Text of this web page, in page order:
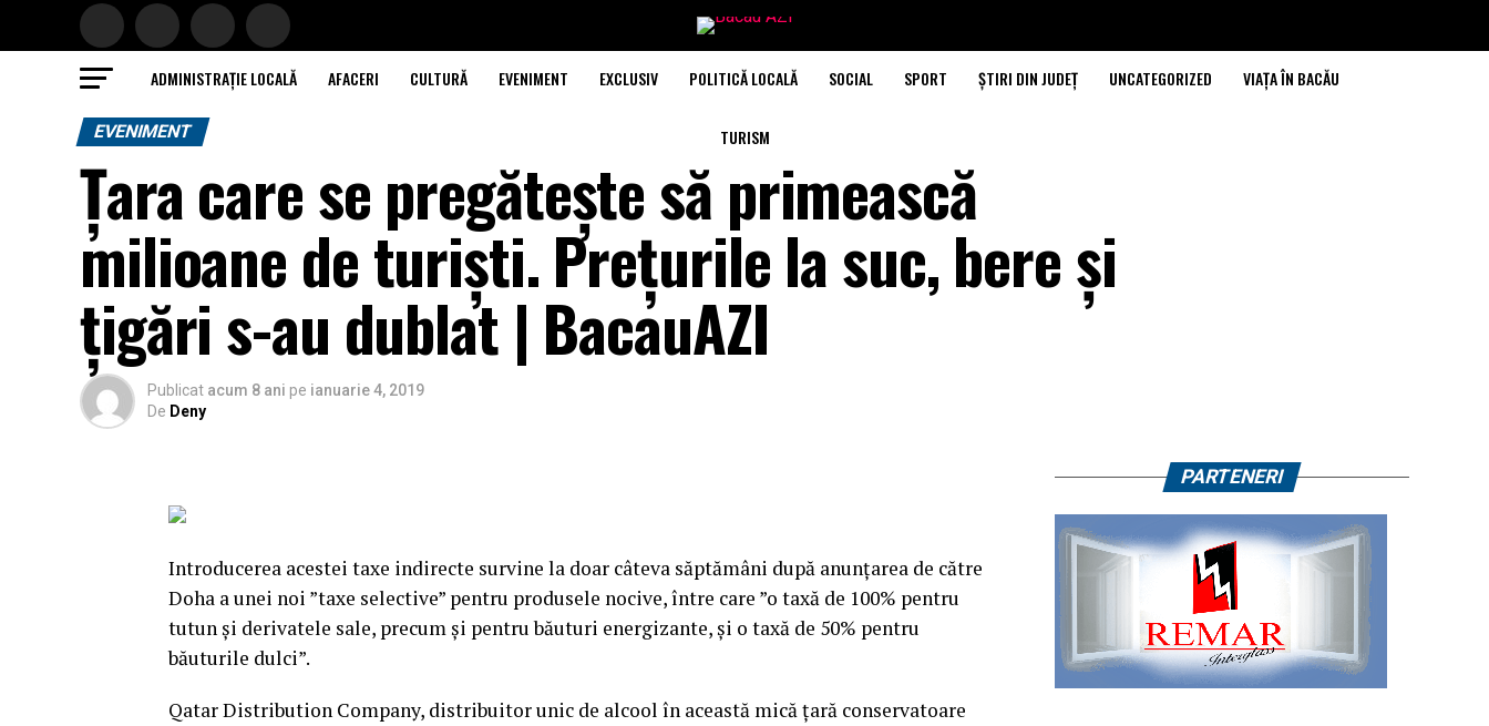
ADMINISTRAȚIE LOCALĂ AFACERI CULTURĂ EVENIMENT EXCLUSIV POLITICĂ LOCALĂ SOCIAL SPORT ȘTIRI DIN JUDEȚ UNCATEGORIZED VIAȚA ÎN BACĂU
TURISM
EVENIMENT
Țara care se pregătește să primească
milioane de turiști. Prețurile la suc, bere și
țigări s-au dublat | BacauAZI
Publicat acum 8 ani pe ianuarie 4, 2019
De Deny
Introducerea acestei taxe indirecte survine la doar câteva săptămâni după anunţarea de către
Doha a unei noi ”taxe selective” pentru produsele nocive, între care ”o taxă de 100% pentru
tutun şi derivatele sale, precum şi pentru băuturi energizante, şi o taxă de 50% pentru
băuturile dulci”.
Qatar Distribution Company, distribuitor unic de alcool în această mică ţară conservatoare
PARTENERI